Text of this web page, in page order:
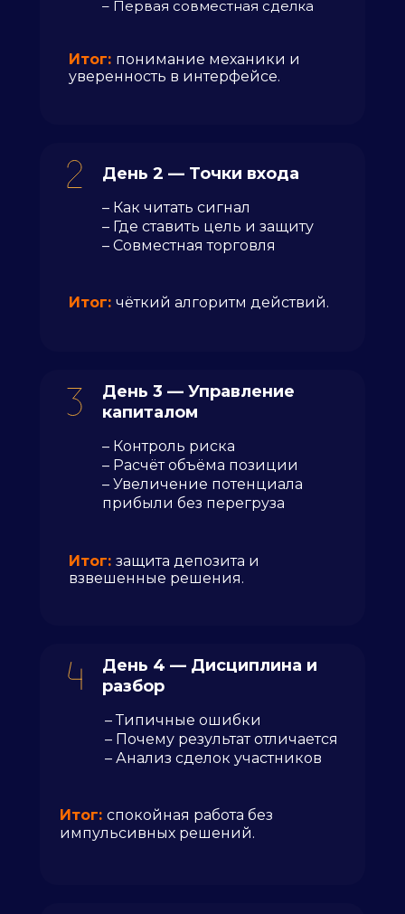
Итог: понимание механики и
уверенность в интерфейсе.
– Первая совместная сделка
Итог: защита депозита и
взвешенные решения.
День 3 — Управление
капиталом
– Контроль риска
– Расчёт объёма позиции
– Увеличение потенциала
прибыли без перегруза
Итог: спокойная работа без
импульсивных решений.
День 4 — Дисциплина и
разбор
– Типичные ошибки
– Почему результат отличается
– Анализ сделок участников
Итог: чёткий алгоритм действий.
День 2 — Точки входа
– Как читать сигнал
– Где ставить цель и защиту
– Совместная торговля